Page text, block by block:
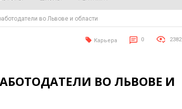
во Львове и области
Карьера 0 2382
ВО ЛЬВОВЕ И